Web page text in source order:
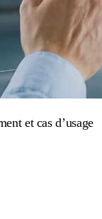
et cas d’usage